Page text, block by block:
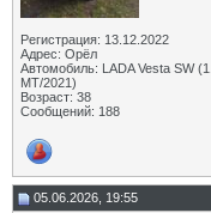
Регистрация: 13.12.2022
Адрес: Орёл
Автомобиль: LADA Vesta SW
МТ/2021)
Возраст: 38
Сообщений: 188
05.06.2026, 19:55